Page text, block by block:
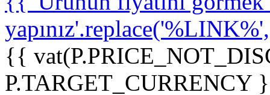
{{
P.TARGET_CURRENCY